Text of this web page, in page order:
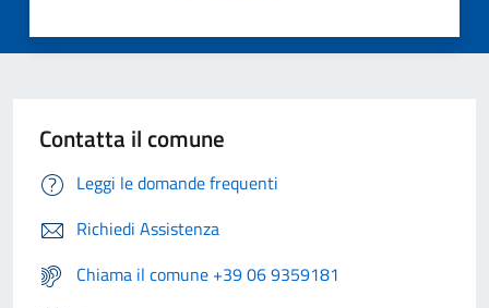
Contatta il comune
Leggi le domande frequenti
Richiedi Assistenza
Chiama il comune +39 06 9359181